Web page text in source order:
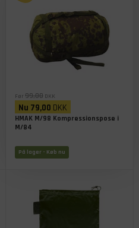
Før 99,00 DKK
Nu 79,00 DKK
HMAK M/98 Kompressionspose i
M/84
På lager - Køb nu